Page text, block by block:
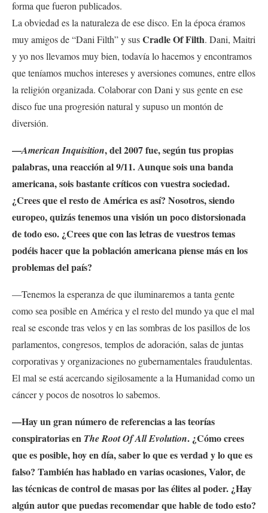
forma que fueron publicados.
La obviedad es la naturaleza de ese disco. En la época éramos
muy amigos de “Dani Filth” y susCradle Of Filth. Dani, Maitri
y yo nos llevamos muy bien, todavía lo hacemos y encontramos
que teníamos muchos intereses y aversiones comunes, entre ellos
la religión organizada. Colaborar con Dani y sus gente en ese
disco fue una progresión natural y supuso un montón de
diversión.
—American Inquisition, del 2007 fue, según tus propias
palabras, una reacción al 9/11. Aunque sois una banda
americana, sois bastante críticos con vuestra sociedad.
¿Crees que el resto de América es así? Nosotros, siendo
europeo, quizás tenemos una visión un poco distorsionada
de todo eso. ¿Crees que con las letras de vuestros temas
podéis hacer que la población americana piense más en los
problemas del país?
—Tenemos la esperanza de que iluminaremos a tanta gente
como sea posible en América y el resto del mundo ya que el mal
real se esconde tras velos y en las sombras de los pasillos de los
parlamentos, congresos, templos de adoración, salas de juntas
corporativas y organizaciones no gubernamentales fraudulentas.
El mal se está acercando sigilosamente a la Humanidad como un
cáncer y pocos de nosotros lo sabemos.
—Hay un gran número de referencias a las teorías
conspiratorias en The Root Of All Evolution. ¿Cómo crees
que es posible, hoy en día, saber lo que es verdad y lo que es
falso? También has hablado en varias ocasiones, Valor, de
las técnicas de control de masas por las élites al poder. ¿Hay
algún autor que puedas recomendar que hable de todo esto?